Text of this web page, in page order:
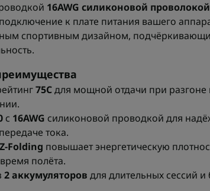
16AWG силиконовой проволокой
к плате питания вашего
спортивным дизайном,
75Cдля мощной отдачи при разгоне
с 16AWG силиконовой проводкой для
тока.
Z-Folding повышает энергетическую
полёта.
2 аккумуляторов для длительных сессий